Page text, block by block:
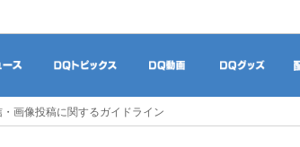
画像投稿に関するガイドライン